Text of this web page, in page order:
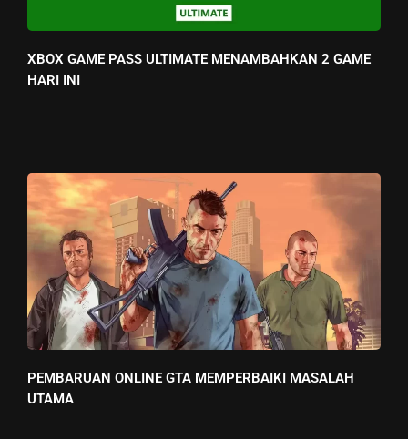
XBOX GAME PASS ULTIMATE MENAMBAHKAN 2 GAME
HARI INI
PEMBARUAN ONLINE GTA MEMPERBAIKI MASALAH
UTAMA